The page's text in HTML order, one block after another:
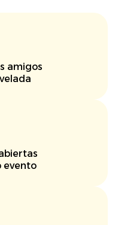
amigos
evento